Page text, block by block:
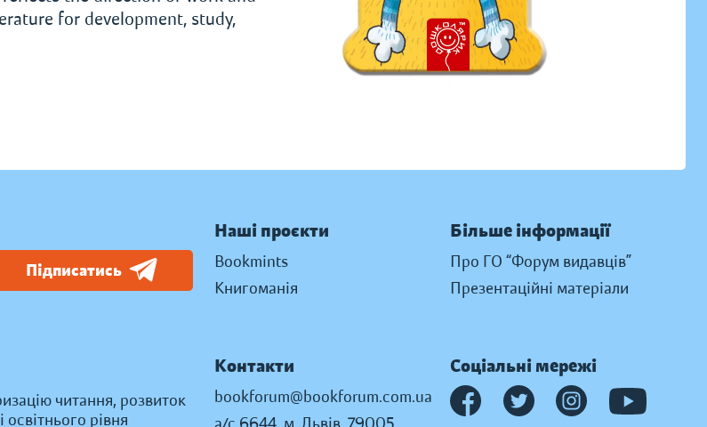
for development, study,
Підписатись
читання, розвиток
рівня
Наші проєкти
Bookmints
Книгоманія
Більше інформації
Про ГО “Форум видавців”
Презентаційні матеріали
Контакти
bookforum@bookforum.com.ua
Соціальні мережі